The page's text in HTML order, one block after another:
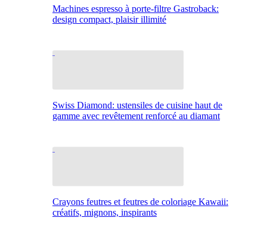
Machines espresso à porte-filtre Gastroback:
design compact, plaisir illimité
Swiss Diamond: ustensiles de cuisine haut de
gamme avec revêtement renforcé au diamant
Crayons feutres et feutres de coloriage Kawaii:
créatifs, mignons, inspirants